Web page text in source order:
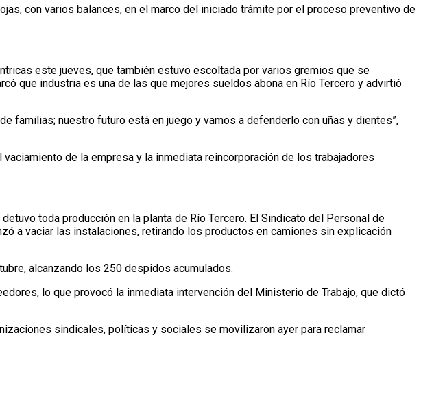
con varios balances, en el marco del iniciado trámite por el proceso preventivo de
este jueves, que también estuvo escoltada por varios gremios que se
que industria es una de las que mejores sueldos abona en Río Tercero y advirtió
familias; nuestro futuro está en juego y vamos a defenderlo con uñas y dientes”,
de la empresa y la inmediata reincorporación de los trabajadores
toda producción en la planta de Río Tercero. El Sindicato del Personal de
a vaciar las instalaciones, retirando los productos en camiones sin explicación
alcanzando los 250 despidos acumulados.
lo que provocó la inmediata intervención del Ministerio de Trabajo, que dictó
sindicales, políticas y sociales se movilizaron ayer para reclamar